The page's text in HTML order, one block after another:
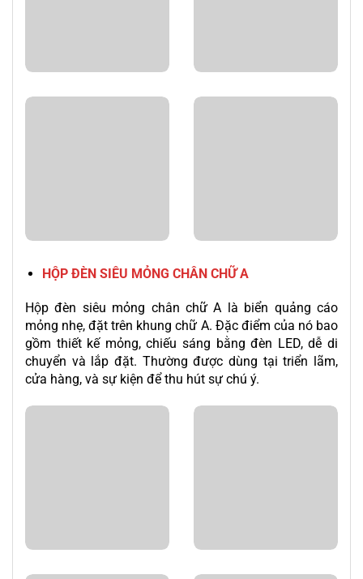
HỘP ĐÈN SIÊU MỎNG CHÂN CHỮ A
Hộp đèn siêu mỏng chân chữ A là biển quảng cáo
mỏng nhẹ, đặt trên khung chữ A. Đặc điểm của nó bao
gồm thiết kế mỏng, chiếu sáng bằng đèn LED, dễ di
chuyển và lắp đặt. Thường được dùng tại triển lãm,
cửa hàng, và sự kiện để thu hút sự chú ý.